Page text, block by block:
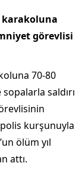
karakoluna
görevlisi
70-80
saldırı
polis kurşunuyla
ölüm yıl
attı.